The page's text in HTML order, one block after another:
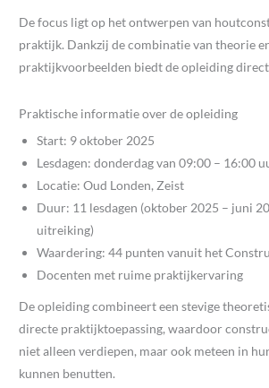
De focus ligt op het ontwerpen van
praktijk. Dankzij de combinatie van theorie
praktijkvoorbeelden biedt de opleiding
Praktische informatie over de opleiding
Start: 9 oktober 2025
Lesdagen: donderdag van 09:00 – 16:00
Locatie: Oud Londen, Zeist
Duur: 11 lesdagen (oktober 2025 – juni
uitreiking)
Waardering: 44 punten vanuit het
Docenten met ruime praktijkervaring
De opleiding combineert een stevige
directe praktijktoepassing, waardoor
niet alleen verdiepen, maar ook meteen in
kunnen benutten.